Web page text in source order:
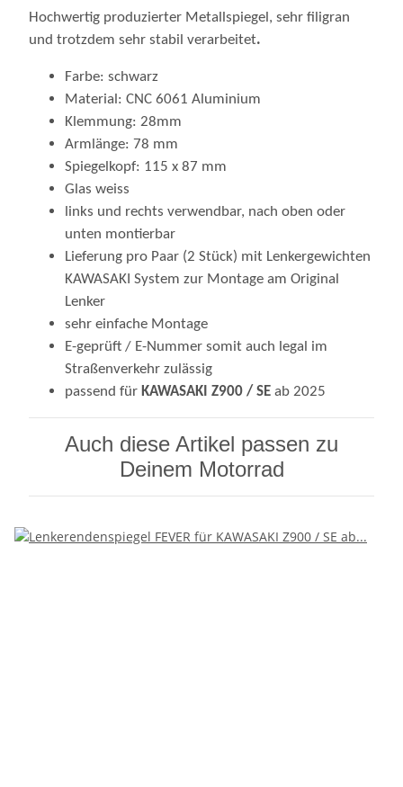
Hochwertig produzierter Metallspiegel, sehr filigran
und trotzdem sehr stabil verarbeitet.
Farbe: schwarz
Material: CNC 6061 Aluminium
Klemmung: 28mm
Armlänge: 78 mm
Spiegelkopf: 115 x 87 mm
Glas weiss
links und rechts verwendbar, nach oben oder
unten montierbar
Lieferung pro Paar (2 Stück) mit Lenkergewichten
KAWASAKI System zur Montage am Original
Lenker
sehr einfache Montage
E-geprüft / E-Nummer somit auch legal im
Straßenverkehr zulässig
passend für KAWASAKI Z900 / SE ab 2025
Auch diese Artikel passen zu
Deinem Motorrad